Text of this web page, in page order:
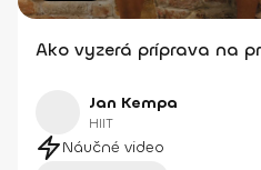
Ako vyzerá príprava na
Jan Kempa
HIIT
Náučné video